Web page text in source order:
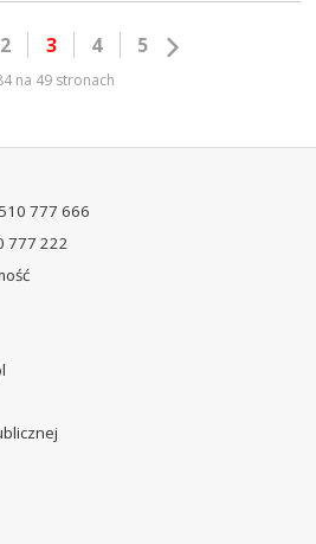
2 3 4 5
na 49 stronach
777 666
777 222